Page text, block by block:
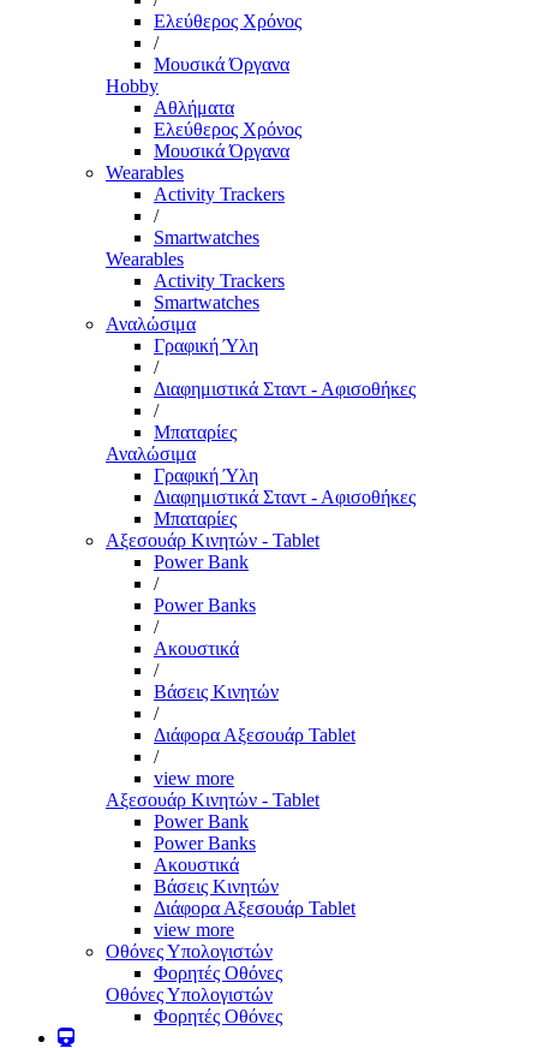
Ελεύθερος Χρόνος
/
Μουσικά Όργανα
Hobby
Αθλήματα
Ελεύθερος Χρόνος
Μουσικά Όργανα
Wearables
Activity Trackers
/
Smartwatches
Wearables
Activity Trackers
Smartwatches
Αναλώσιμα
Γραφική Ύλη
/
Διαφημιστικά Σταντ - Αφισοθήκες
/
Μπαταρίες
Αναλώσιμα
Γραφική Ύλη
Διαφημιστικά Σταντ - Αφισοθήκες
Μπαταρίες
Αξεσουάρ Κινητών - Tablet
Power Bank
/
Power Banks
/
Ακουστικά
/
Βάσεις Κινητών
/
Διάφορα Αξεσουάρ Tablet
/
view more
Αξεσουάρ Κινητών - Tablet
Power Bank
Power Banks
Ακουστικά
Βάσεις Κινητών
Διάφορα Αξεσουάρ Tablet
view more
Οθόνες Υπολογιστών
Φορητές Οθόνες
Οθόνες Υπολογιστών
Φορητές Οθόνες